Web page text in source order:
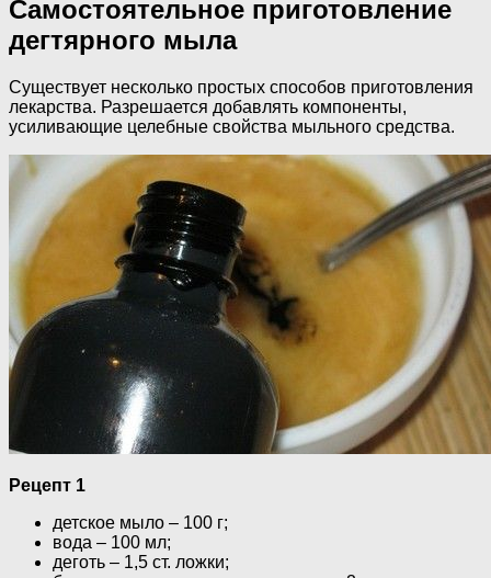
Самостоятельное приготовление
дегтярного мыла
Существует несколько простых способов приготовления
лекарства. Разрешается добавлять компоненты,
усиливающие целебные свойства мыльного средства.
Рецепт 1
детское мыло – 100 г;
вода – 100 мл;
деготь – 1,5 ст. ложки;